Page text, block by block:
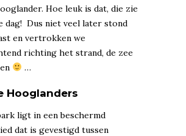
Hoe leuk is dat, die zie
dag! Dus niet veel later stond
en vertrokken we
richting het strand, de zee
…
Hooglanders
ligt in een beschermd
dat is gevestigd tussen